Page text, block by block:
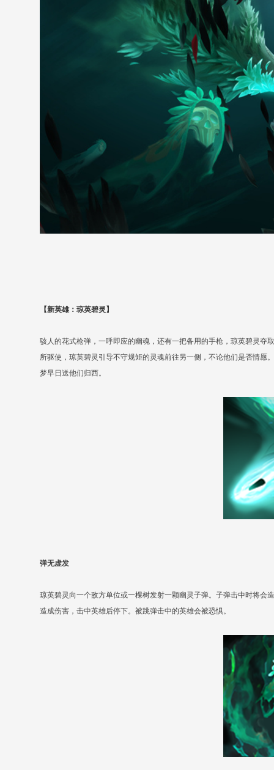
【新英雄：琼英碧灵】
骇人的花式枪弹，一呼即应的幽魂，还有一把备用的手枪，琼英碧灵
所驱使，琼英碧灵引导不守规矩的灵魂前往另一侧，不论他们是否情
梦早日送他们归西。
弹无虚发
琼英碧灵向一个敌方单位或一棵树发射一颗幽灵子弹。子弹击中时将
造成伤害，击中英雄后停下。被跳弹击中的英雄会被恐惧。